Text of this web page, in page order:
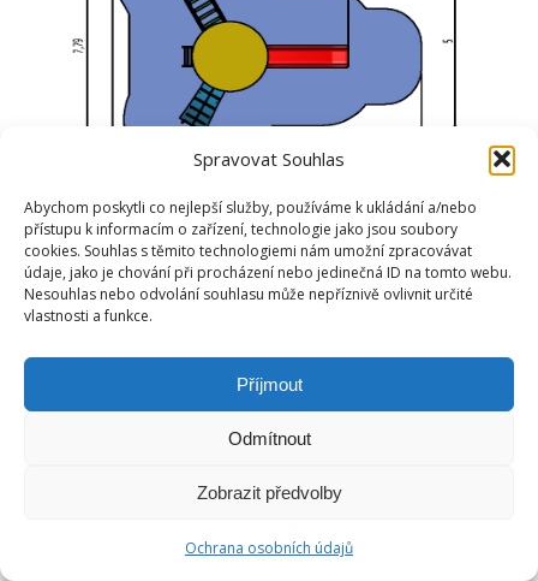
Spravovat Souhlas
Abychom poskytli co nejlepší služby, používáme k ukládání a/nebo
přístupu k informacím o zařízení, technologie jako jsou soubory
cookies. Souhlas s těmito technologiemi nám umožní zpracovávat
údaje, jako je chování při procházení nebo jedinečná ID na tomto webu.
Nesouhlas nebo odvolání souhlasu může nepříznivě ovlivnit určité
vlastnosti a funkce.
Příjmout
Odmítnout
Zobrazit předvolby
Ochrana osobních údajů